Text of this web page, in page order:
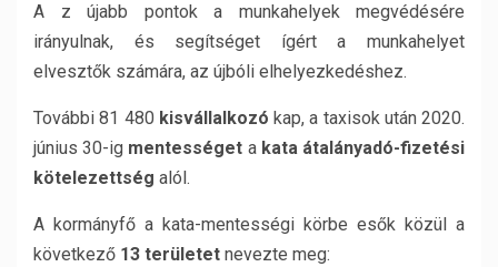
A z újabb pontok a munkahelyek megvédésére
irányulnak, és segítséget ígért a munkahelyet
elvesztők számára, az újbóli elhelyezkedéshez.
További 81 480 kisvállalkozó kap, a taxisok után 2020.
június 30-ig mentességet a kata átalányadó-fizetési
kötelezettség alól.
A kormányfő a kata-mentességi körbe esők közül a
következő 13 területet nevezte meg: